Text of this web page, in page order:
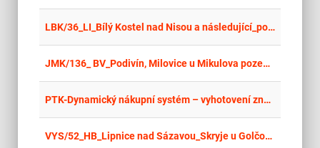
LBK/36_LI_Bílý Kostel nad Nisou a následující_pozemky_opakované
JMK/136_ BV_Podivín, Milovice u Mikulova pozemky
PTK-Dynamický nákupní systém – vyhotovení znaleckých posudků
VYS/52_HB_Lipnice nad Sázavou_Skryje u Golčova Jeníkova_Šachotín_Bartoušov_pozemky